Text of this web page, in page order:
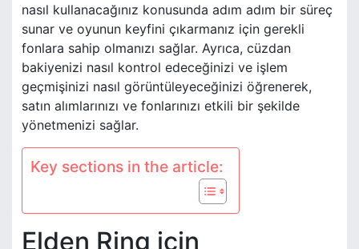
nasıl kullanacağınız konusunda adım adım bir süreç
sunar ve oyunun keyfini çıkarmanız için gerekli
fonlara sahip olmanızı sağlar. Ayrıca, cüzdan
bakiyenizi nasıl kontrol edeceğinizi ve işlem
geçmişinizi nasıl görüntüleyeceğinizi öğrenerek,
satın alımlarınızı ve fonlarınızı etkili bir şekilde
yönetmenizi sağlar.
Key sections in the article:
Elden Ring için